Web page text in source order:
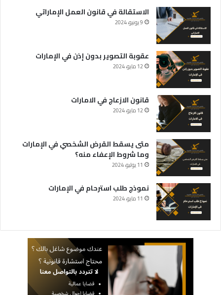
الاستقالة في قانون العمل الإماراتي
9 يونيو، 2024
عقوبة التصوير بدون إذن في الإمارات
12 مايو، 2024
قانون الازعاج في الامارات
12 مايو، 2024
متى يسقط القرض الشخصي في الإمارات
وما شروط الإعفاء منه؟
11 يوليو، 2024
نموذج طلب استرحام في الإمارات
11 مايو، 2024